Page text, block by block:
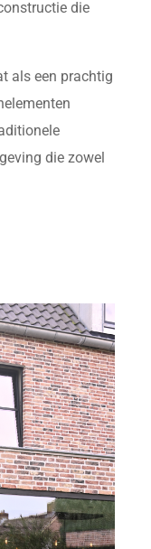
die
als een prachtig
die zowel